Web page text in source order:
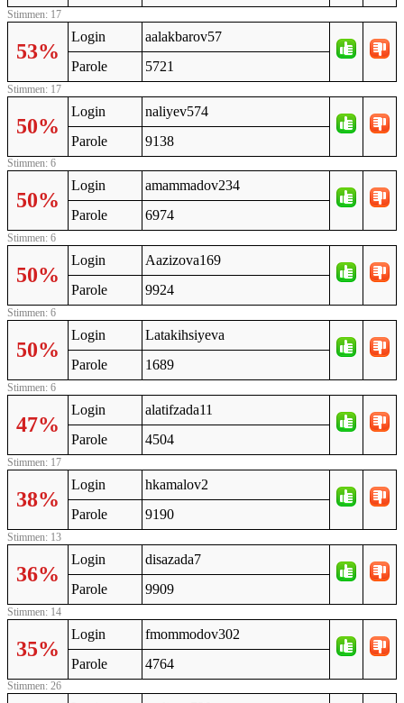
Stimmen: 17
53%
Login
aalakbarov57
Parole
5721
Stimmen: 17
50%
Login
naliyev574
Parole
9138
Stimmen: 6
50%
Login
amammadov234
Parole
6974
Stimmen: 6
50%
Login
Aazizova169
Parole
9924
Stimmen: 6
50%
Login
Latakihsiyeva
Parole
1689
Stimmen: 6
47%
Login
alatifzada11
Parole
4504
Stimmen: 17
38%
Login
hkamalov2
Parole
9190
Stimmen: 13
36%
Login
disazada7
Parole
9909
Stimmen: 14
35%
Login
fmommodov302
Parole
4764
Stimmen: 26